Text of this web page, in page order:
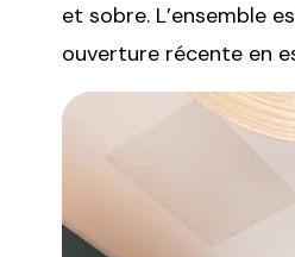
et sobre. L’ensemble
ouverture récente en